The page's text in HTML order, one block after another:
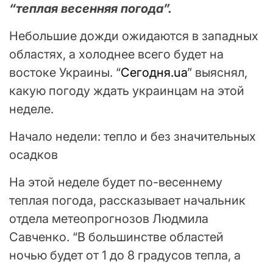
“теплая весенняя погода”.
Небольшие дожди ожидаются в западных
областях, а холоднее всего будет на
востоке Украины. “Сегодня.ua” выяснял,
какую погоду ждать украинцам на этой
неделе.
Начало недели: тепло и без значительных
осадков
На этой неделе будет по-весеннему
теплая погода, рассказывает начальник
отдела метеопрогнозов Людмила
Савченко. “В большинстве областей
ночью будет от 1 до 8 градусов тепла, а